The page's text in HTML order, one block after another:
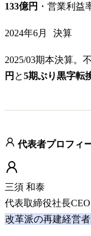
133億円 ・営業利益
2024年6月 決算
2025/03期本決算。
円 と5期ぶり黒字転
代表者プロフィ
三須 和泰
代表取締役社長CEO
改革派の再建経営者